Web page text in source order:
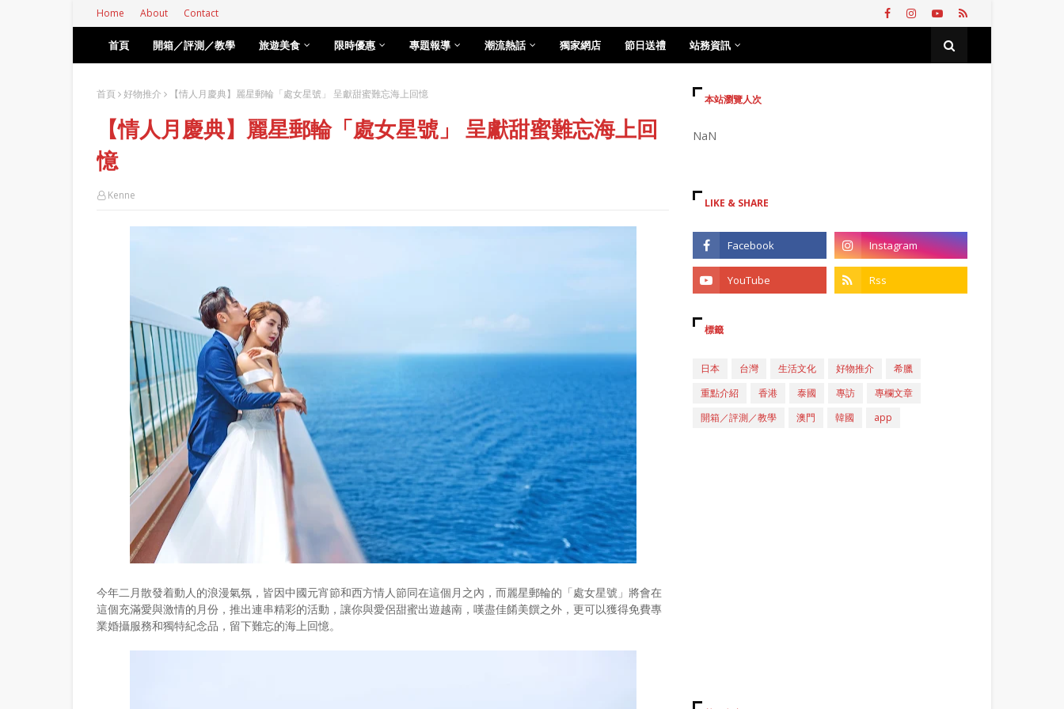
Home About Contact
首頁 開箱／評測／教學 旅遊美食 限時優惠 專題報導 潮流熱話 獨家網店 節日送禮 站務資訊
首頁 好物推介 【情人月慶典】麗星郵輪「處女星號」 呈獻甜蜜難忘海上回憶
【情人月慶典】麗星郵輪「處女星號」 呈獻甜蜜難忘海上回
憶
Kenne
今年二月散發着動人的浪漫氣氛，皆因中國元宵節和西方情人節同在這個月之內，而麗星郵輪的「處女星號」將會在
這個充滿愛與激情的月份，推出連串精彩的活動，讓你與愛侶甜蜜出遊越南，嘆盡佳餚美饌之外，更可以獲得免費專
業婚攝服務和獨特紀念品，留下難忘的海上回憶。
本站瀏覽人次
NaN
LIKE & SHARE
標籤
日本 台灣 生活文化 好物推介
希臘
重點介紹
香港 泰國 專訪
專欄文章
開箱／評測／教學
澳門 韓國 app